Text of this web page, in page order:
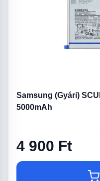
Samsung (Gyári)
5000mAh
4 900 Ft